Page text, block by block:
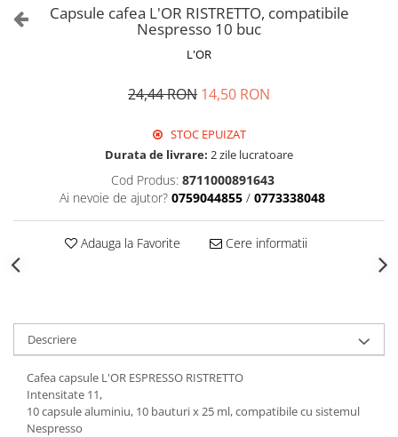
Capsule cafea L'OR RISTRETTO, compatibile
Nespresso 10 buc
L'OR
24,44 RON 14,50 RON
STOC EPUIZAT
Durata de livrare: 2 zile lucratoare
Cod Produs: 8711000891643
Ai nevoie de ajutor? 0759044855 / 0773338048
Adauga la Favorite Cere informatii
Descriere
Cafea capsule L'OR ESPRESSO RISTRETTO
Intensitate 11,
10 capsule aluminiu, 10 bauturi x 25 ml, compatibile cu sistemul
Nespresso